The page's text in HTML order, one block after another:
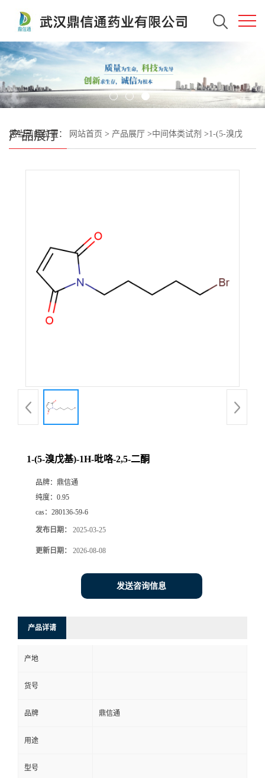
产品展厅
您当前的位置： 网站首页 > 产品展厅 >中间体类试剂 >1-(5-溴戊
1-(5-溴戊基)-1H-吡咯-2,5-二酮
品牌： 鼎信通
纯度： 0.95
cas： 280136-59-6
发布日期： 2025-03-25
更新日期： 2026-08-08
发送咨询信息
产品详请
产地
货号
品牌 鼎信通
用途
型号